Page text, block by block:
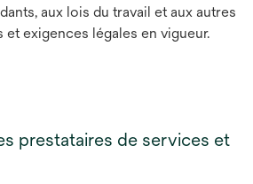
aux lois du travail et aux autres
exigences légales en vigueur.
prestataires de services et